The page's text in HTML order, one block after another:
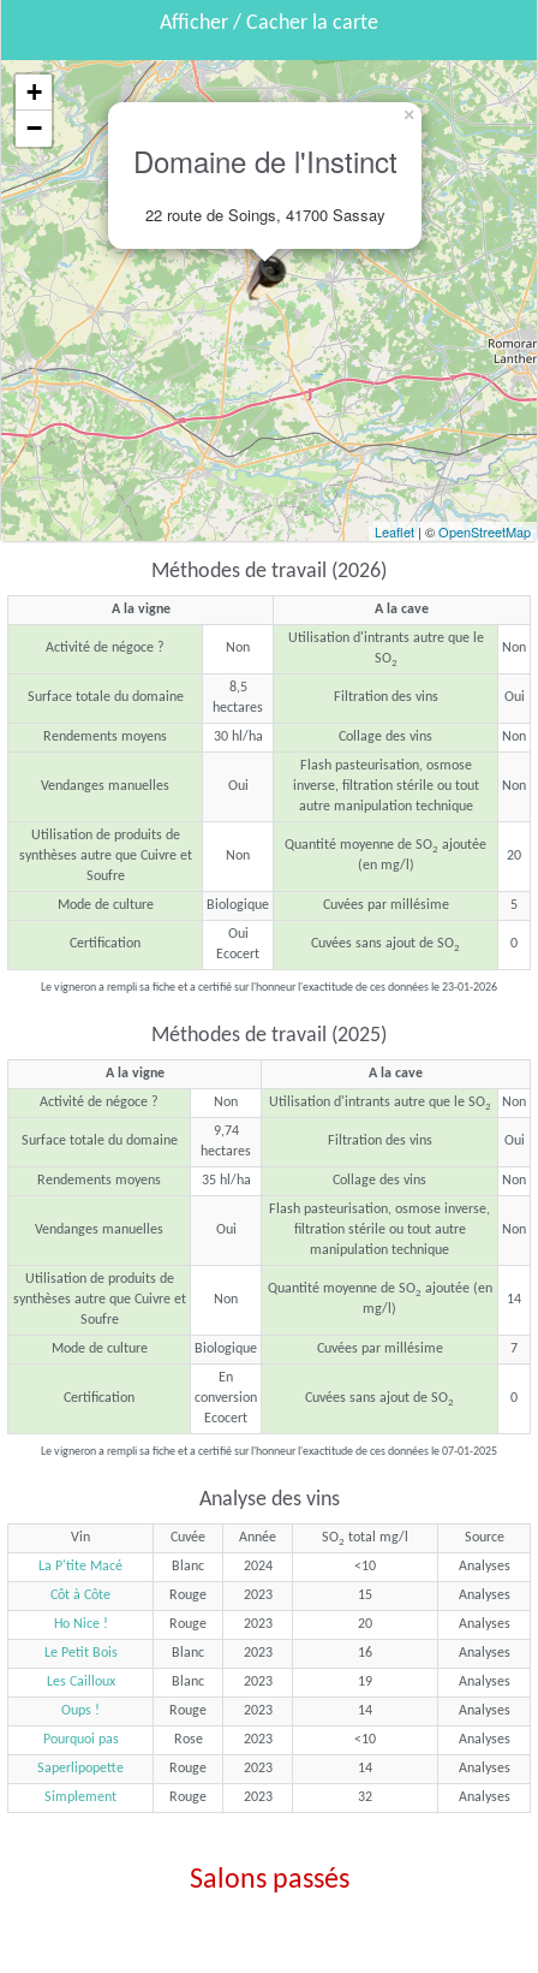
Afficher / Cacher la carte
Domaine de l'Instinct
22 route de Soings, 41700 Sassay
×
+
−
Leaflet | ©OpenStreetMap
Méthodes de travail (2026)
A la vigne A la cave
Activité de négoce ? Non
Utilisation d'intrants autre que le
SO2
Non
Surface totale du domaine
8,5
hectares
Filtration des vins Oui
Rendements moyens 30 hl/ha Collage des vins Non
Vendanges manuelles Oui
Flash pasteurisation, osmose
inverse, filtration stérile ou tout
autre manipulation technique
Non
Utilisation de produits de
synthèses autre que Cuivre et
Soufre
Non
Quantité moyenne de SO2 ajoutée
(en mg/l)
20
Mode de culture Biologique Cuvées par millésime 5
Certification
Oui
Ecocert
Cuvées sans ajout de SO2 0
Le vigneron a rempli sa fiche et a certifié sur l'honneur l'exactitude de ces données le 23-01-2026
Méthodes de travail (2025)
A la vigne
A la cave
Activité de négoce ?
Non Utilisation d'intrants autre que le SO2 Non
Surface totale du domaine
9,74
hectares
Filtration des vins Oui
Rendements moyens 35 hl/ha Collage des vins Non
Vendanges manuelles Oui
Flash pasteurisation, osmose inverse,
filtration stérile ou tout autre
manipulation technique
Non
Utilisation de produits de
synthèses autre que Cuivre et
Soufre
Non
Quantité moyenne de SO2 ajoutée (en
mg/l)
14
Mode de culture Biologique Cuvées par millésime 7
Certification
En
conversion
Ecocert
Cuvées sans ajout de SO2 0
Le vigneron a rempli sa fiche et a certifié sur l'honneur l'exactitude de ces données le 07-01-2025
Analyse des vins
Vin Cuvée Année SO2 total mg/l
Source
La P'tite Macé
Blanc 2024 <10
Analyses
Côt à Côte
Rouge 2023 15
Analyses
Ho Nice !
Rouge 2023 20
Analyses
Le Petit Bois
Blanc 2023 16
Analyses
Les Cailloux
Blanc 2023 19
Analyses
Oups !
Rouge 2023 14
Analyses
Pourquoi pas
Rose 2023 <10
Analyses
Saperlipopette
Rouge 2023 14
Analyses
Simplement
Rouge 2023 32 Analyses
Salons passés